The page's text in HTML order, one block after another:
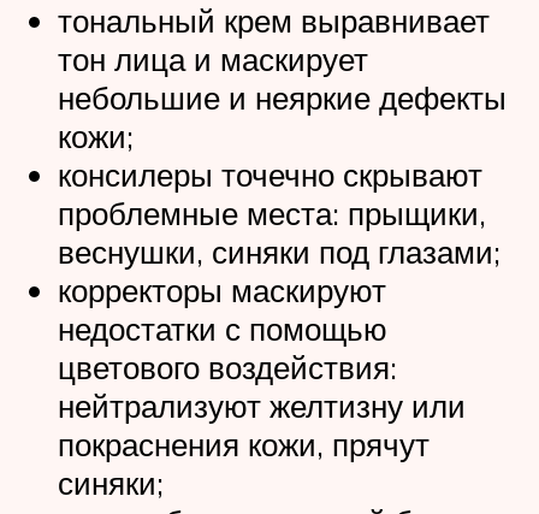
тональный крем выравнивает
тон лица и маскирует
небольшие и неяркие дефекты
кожи;
консилеры точечно скрывают
проблемные места: прыщики,
веснушки, синяки под глазами;
корректоры маскируют
недостатки с помощью
цветового воздействия:
нейтрализуют желтизну или
покраснения кожи, прячут
синяки;